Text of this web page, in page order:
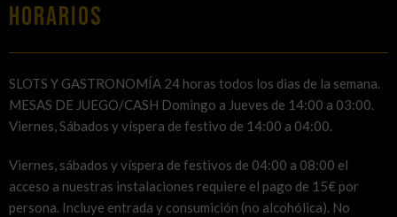
HORARIOS
SLOTS Y GASTRONOMÍA 24 horas todos los dias de la semana.
MESAS DE JUEGO/CASH Domingo a Jueves de 14:00 a 03:00.
Viernes, Sábados y víspera de festivo de 14:00 a 04:00.
Viernes, sábados y víspera de festivos de 04:00 a 08:00 el
acceso a nuestras instalaciones requiere el pago de 15€ por
persona. Incluye entrada y consumición (no alcohólica). No